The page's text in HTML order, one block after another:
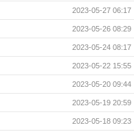
2023-05-27 06:17
2023-05-26 08:29
2023-05-24 08:17
2023-05-22 15:55
2023-05-20 09:44
2023-05-19 20:59
2023-05-18 09:23